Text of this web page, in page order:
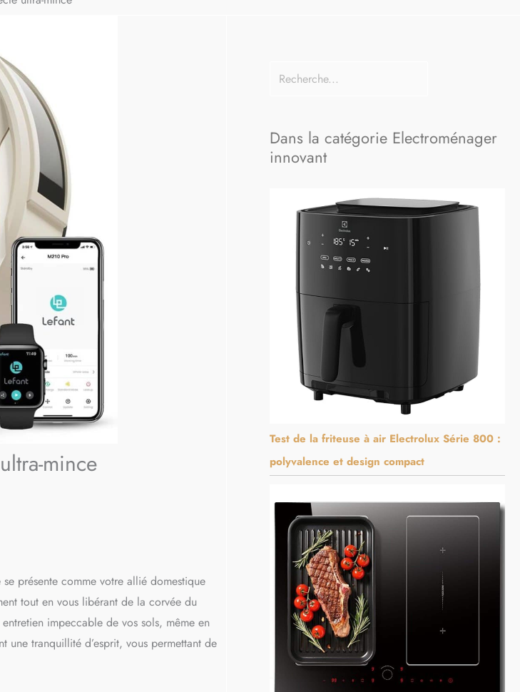
mince
présente comme votre allié domestique
tout en vous libérant de la corvée du
impeccable de vos sols, même en
une tranquillité d’esprit, vous permettant de
Dans la catégorie Electroménager
innovant
Test de la friteuse à air Electrolux Série 800 :
polyvalence et design compact